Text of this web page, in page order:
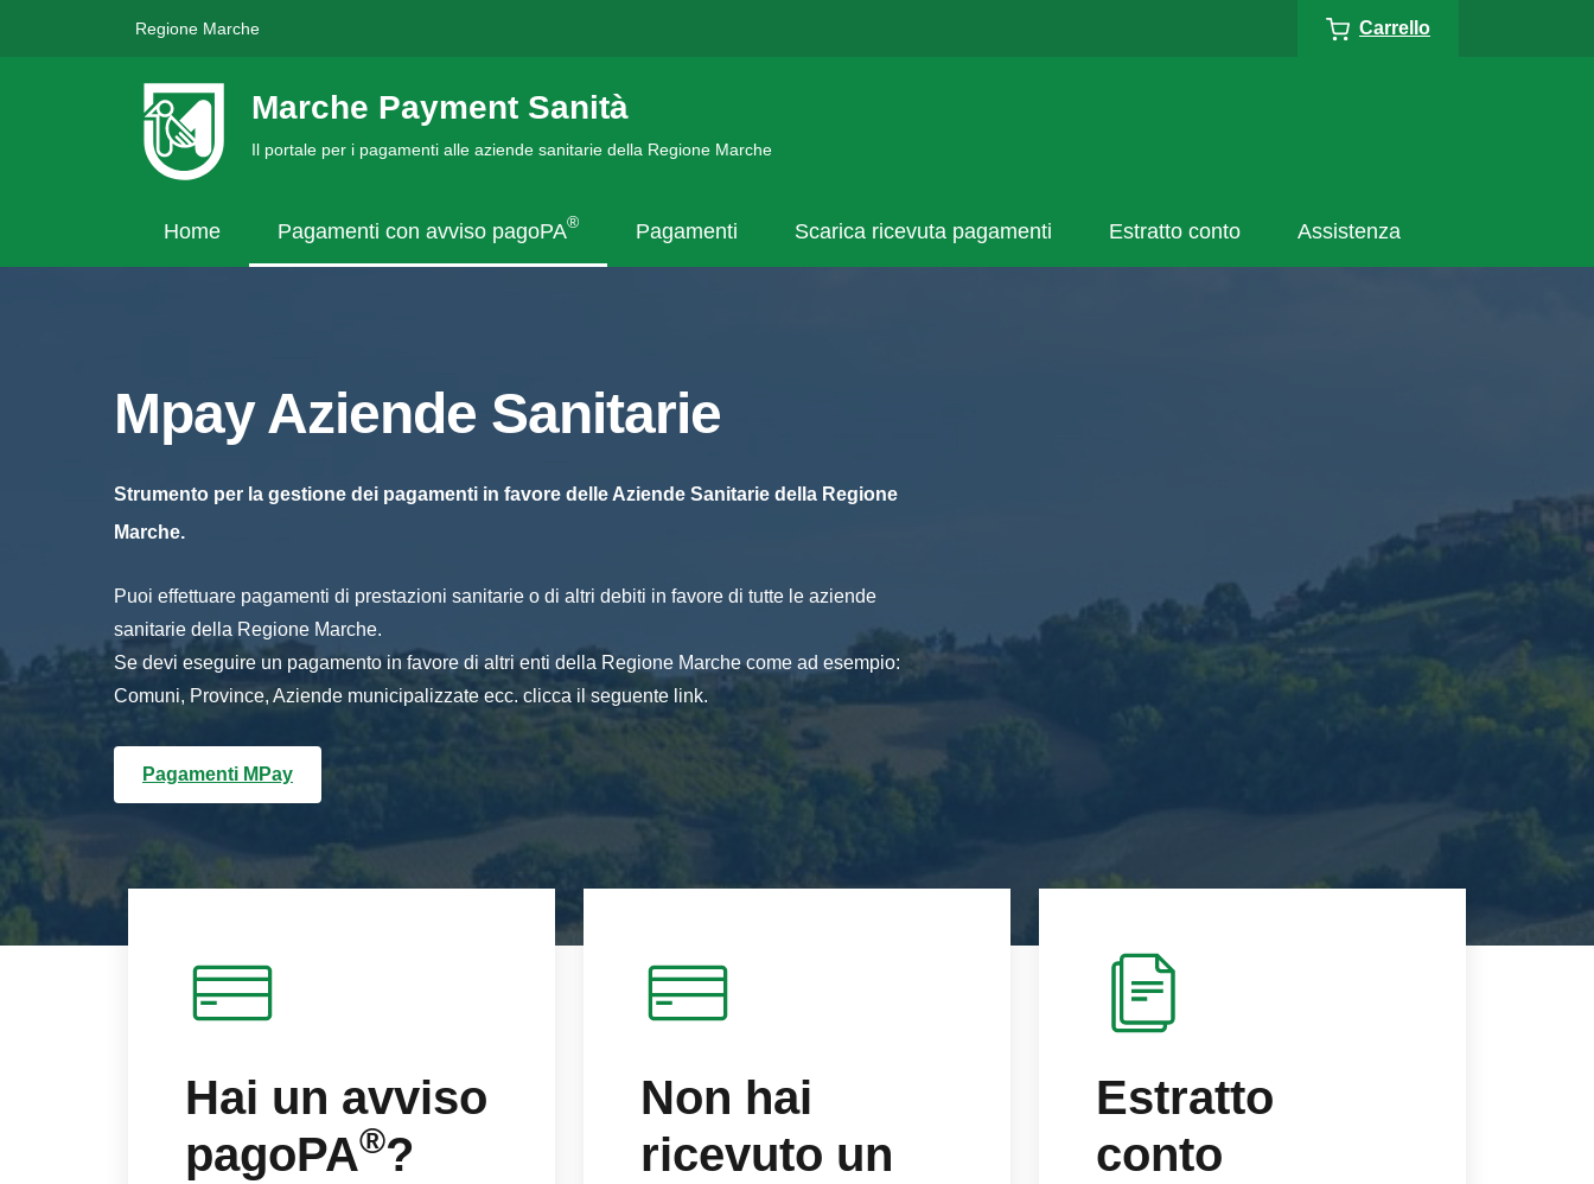
Regione Marche Carrello
Marche Payment Sanità
Il portale per i pagamenti alle aziende sanitarie della Regione Marche
Home Pagamenti con avviso pagoPA® Pagamenti Scarica ricevuta pagamenti Estratto conto Assistenza
Mpay Aziende Sanitarie
Strumento per la gestione dei pagamenti in favore delle Aziende Sanitarie della Regione
Marche.
Puoi effettuare pagamenti di prestazioni sanitarie o di altri debiti in favore di tutte le aziende
sanitarie della Regione Marche.
Se devi eseguire un pagamento in favore di altri enti della Regione Marche come ad esempio:
Comuni, Province, Aziende municipalizzate ecc. clicca il seguente link.
Pagamenti MPay
Hai un avviso
pagoPA®?
Non hai
ricevuto un
Estratto
conto